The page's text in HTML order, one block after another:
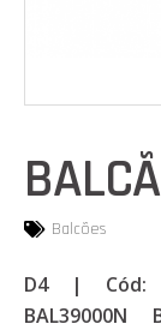
Balcões
D4 | Cód:
BAL39000N